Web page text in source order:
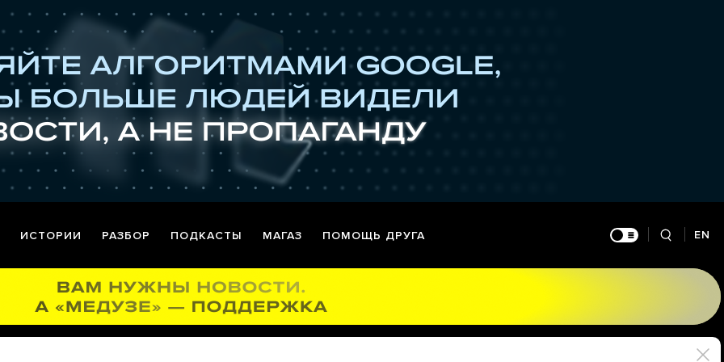
ИСТОРИИ РАЗБОР ПОДКАСТЫ МАГАЗ ПОМОЩЬ ДРУГА EN